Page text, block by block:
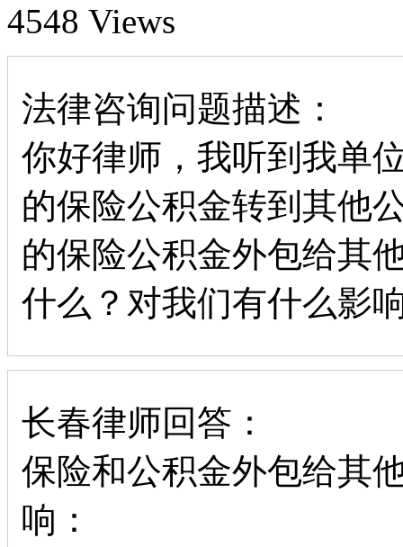
4548 Views
法律咨询问题描述：
你好律师，我听到我单
的保险公积金转到其他
的保险公积金外包给其
什么？对我们有什么影
长春律师回答：
保险和公积金外包给其
响：